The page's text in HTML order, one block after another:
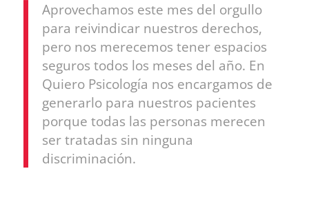
Aprovechamos este mes del orgullo
para reivindicar nuestros derechos,
pero nos merecemos tener espacios
seguros todos los meses del año. En
Quiero Psicología nos encargamos de
generarlo para nuestros pacientes
porque todas las personas merecen
ser tratadas sin ninguna
discriminación.